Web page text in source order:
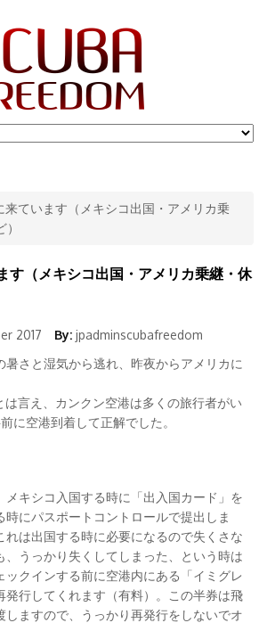
来ています（メキシコ出国・アメリカ乗
す（メキシコ出国・アメリカ乗継・休
2017 By: jpadminscubafreedom
暑さと湿気から逃れ、昨夜からアメリカに
は言え、カンクン空港は多くの旅行者がい
に空港到着して正解でした。
メキシコ入国する時に「出入国カード」を
時にパスポートコントロールで提出しま
れは出国する時に必要になるので失くさな
、うっかり失くしてしまった、という時は
ックインする前に空港内にある「イミグレ
発行してくれます（有料）。この半券は飛
しますので、うっかり再発行をしないでオ